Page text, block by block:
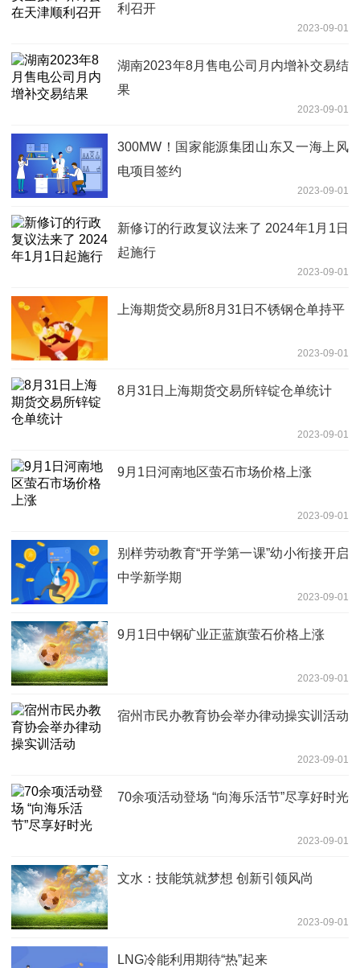
利召开
2023-09-01
湖南2023年8月售电公司月内增补交易结
果
2023-09-01
300MW！国家能源集团山东又一海上风
电项目签约
2023-09-01
新修订的行政复议法来了 2024年1月1日
起施行
2023-09-01
上海期货交易所8月31日不锈钢仓单持平
2023-09-01
8月31日上海期货交易所锌锭仓单统计
2023-09-01
9月1日河南地区萤石市场价格上涨
2023-09-01
别样劳动教育“开学第一课”幼小衔接开启
中学新学期
2023-09-01
9月1日中钢矿业正蓝旗萤石价格上涨
2023-09-01
宿州市民办教育协会举办律动操实训活动
2023-09-01
70余项活动登场 “向海乐活节”尽享好时光
2023-09-01
文水：技能筑就梦想 创新引领风尚
2023-09-01
LNG冷能利用期待“热”起来